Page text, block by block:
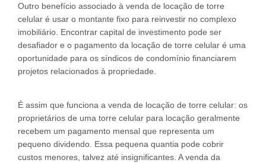
Outro benefício associado à venda de locação de torre
celular é usar o montante fixo para reinvestir no complexo
imobiliário. Encontrar capital de investimento pode ser
desafiador e o pagamento da locação de torre celular é uma
oportunidade para os síndicos de condomínio financiarem
projetos relacionados à propriedade.
É assim que funciona a venda de locação de torre celular: os
proprietários de uma torre celular para locação geralmente
recebem um pagamento mensal que representa um
pequeno dividendo. Essa pequena quantia pode cobrir
custos menores, talvez até insignificantes. A venda da